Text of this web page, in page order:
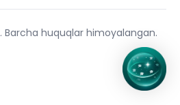
. Barcha huquqlar himoyalangan.